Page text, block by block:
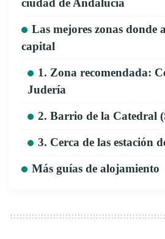
ciudad de Andalucía
Las mejores zonas donde
capital
1. Zona recomendada:
Judería
2. Barrio de la Catedral
3. Cerca de las estación
Más guías de alojamiento